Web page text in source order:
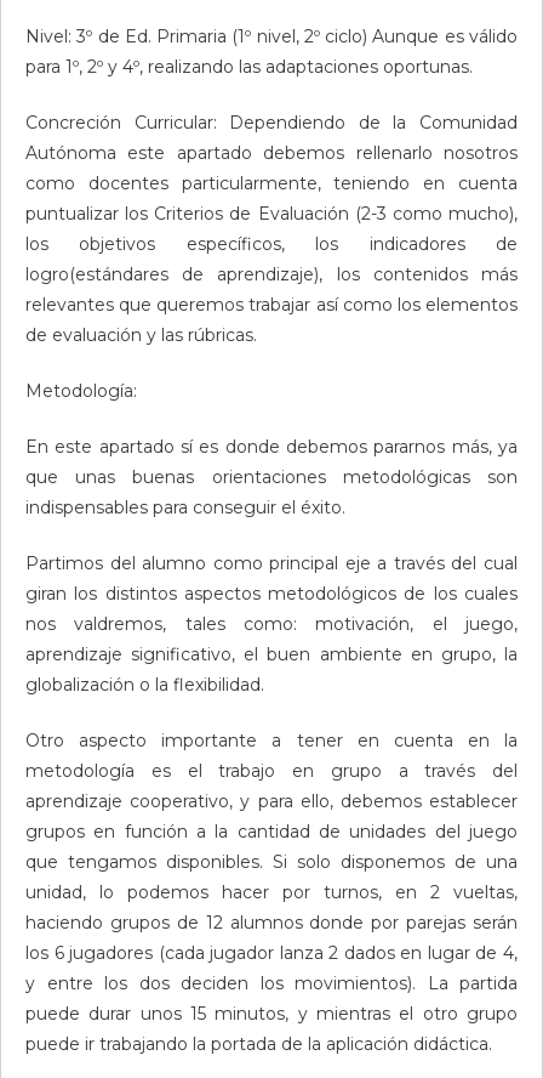
Nivel: 3º de Ed. Primaria (1º nivel, 2º ciclo) Aunque es válido
para 1º, 2º y 4º, realizando las adaptaciones oportunas.
Concreción Curricular: Dependiendo de la Comunidad
Autónoma este apartado debemos rellenarlo nosotros
como docentes particularmente, teniendo en cuenta
puntualizar los Criterios de Evaluación (2-3 como mucho),
los objetivos específicos, los indicadores de
logro(estándares de aprendizaje), los contenidos más
relevantes que queremos trabajar así como los elementos
de evaluación y las rúbricas.
Metodología:
En este apartado sí es donde debemos pararnos más, ya
que unas buenas orientaciones metodológicas son
indispensables para conseguir el éxito.
Partimos del alumno como principal eje a través del cual
giran los distintos aspectos metodológicos de los cuales
nos valdremos, tales como: motivación, el juego,
aprendizaje significativo, el buen ambiente en grupo, la
globalización o la flexibilidad.
Otro aspecto importante a tener en cuenta en la
metodología es el trabajo en grupo a través del
aprendizaje cooperativo, y para ello, debemos establecer
grupos en función a la cantidad de unidades del juego
que tengamos disponibles. Si solo disponemos de una
unidad, lo podemos hacer por turnos, en 2 vueltas,
haciendo grupos de 12 alumnos donde por parejas serán
los 6 jugadores (cada jugador lanza 2 dados en lugar de 4,
y entre los dos deciden los movimientos). La partida
puede durar unos 15 minutos, y mientras el otro grupo
puede ir trabajando la portada de la aplicación didáctica.